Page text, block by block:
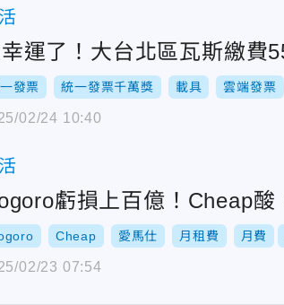
運了！大台北區瓦斯繳
發票 統一發票千萬獎 載具 雲端發票
02/24 10:40
虧損上百億！Cheap
Cheap 愛馬仕 月租費 月費
02/23 07:54